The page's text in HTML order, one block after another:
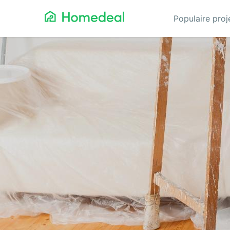
Populaire
Cv-ketel
Dakbedekking
Glas